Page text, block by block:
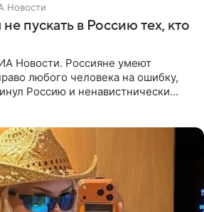
Новости
пускать в Россию тех, кто
Новости. Россияне умеют
любого человека на ошибку,
Россию и ненавистнически